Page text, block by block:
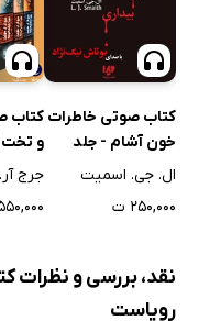
کتاب صوتی خاطرات
خون‌ آشام - جلد
اول: بیداری
ال. جی. اسمیت
۲۵۰,۰۰۰ ت
کتاب
و
جرج
۵۵۰,۰۰۰
نقد، بررسی و نظرات
رویاست